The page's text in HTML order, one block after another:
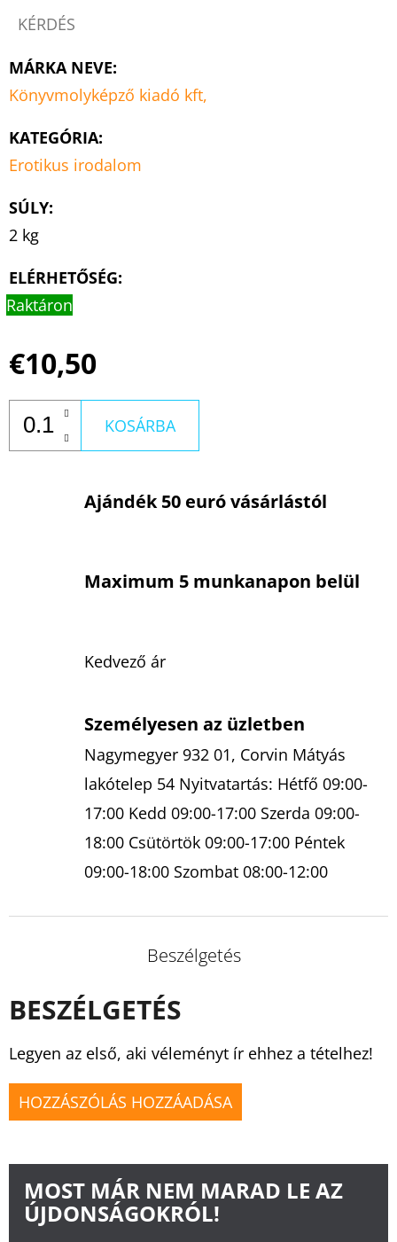
KÉRDÉS
MÁRKA NEVE:
Könyvmolyképző kiadó kft,
KATEGÓRIA:
Erotikus irodalom
SÚLY:
2 kg
ELÉRHETŐSÉG:
Raktáron
€10,50
KOSÁRBA
Ajándék 50 euró vásárlástól
Maximum 5 munkanapon belül
Kedvező ár
Személyesen az üzletben
Nagymegyer 932 01, Corvin Mátyás
lakótelep 54 Nyitvatartás: Hétfő 09:00-
17:00 Kedd 09:00-17:00 Szerda 09:00-
18:00 Csütörtök 09:00-17:00 Péntek
09:00-18:00 Szombat 08:00-12:00
Beszélgetés
BESZÉLGETÉS
Legyen az első, aki véleményt ír ehhez a tételhez!
HOZZÁSZÓLÁS HOZZÁADÁSA
MOST MÁR NEM MARAD LE AZ
ÚJDONSÁGOKRÓL!